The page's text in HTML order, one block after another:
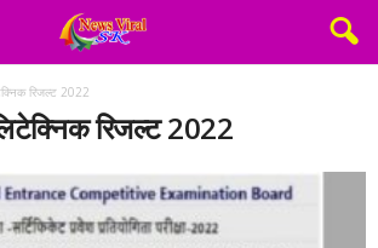
रिजल्ट 2022
रिजल्ट 2022